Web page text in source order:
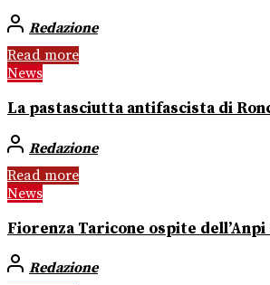
Redazione
Read more
News
La pastasciutta antifascista di
Redazione
Read more
News
Fiorenza Taricone ospite dell’Anpi
Redazione